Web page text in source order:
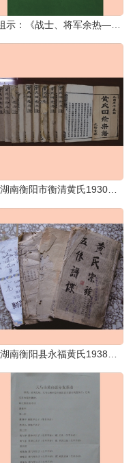
黄祖示：《战士、将军余热——黄祖示将军纪实》：1册，2009版，湖南衡阳市衡清黄氏
黄-湖南衡阳市衡清黄氏1930版《黄氏四修族谱》：朝恩公位下，全套11册
黄-湖南衡阳县永福黄氏1938版《黄氏五修族谱》：观公位下，现存3册